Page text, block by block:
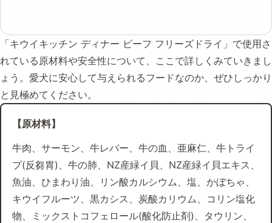
「キウイキッチン ディナー ビーフ フリーズドライ」で使用さ
れている原材料や安全性について、ここで詳しくみていきまし
ょう。愛犬に安心して与えられるフードなのか、ぜひしっかり
と見極めてください。
【原材料】
牛肉、サーモン、牛レバー、牛の血、亜麻仁、牛トライ
プ(反芻胃)、牛の肺、NZ産緑イ貝、NZ産緑イ貝エキス、
魚油、ひまわり油、リン酸カルシウム、塩、かぼちゃ、
キウイフルーツ、黒カシス、炭酸カリウム、コリン塩化
物、ミックストコフェロール(酸化防止剤)、タウリン、